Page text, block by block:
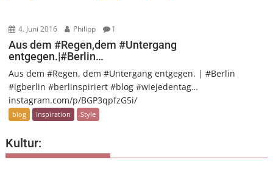
4. Juni 2016 Philipp 1
Aus dem #Regen,dem #Untergang
entgegen.|#Berlin…
Aus dem #Regen, dem #Untergang entgegen. | #Berlin
#igberlin #berlinspiriert #blog #wiejedentag…
instagram.com/p/BGP3qpfzG5i/
blog Inspiration Style
Kultur: